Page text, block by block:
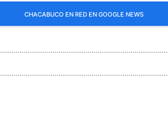
CHACABUCO EN RED EN GOOGLE NEWS